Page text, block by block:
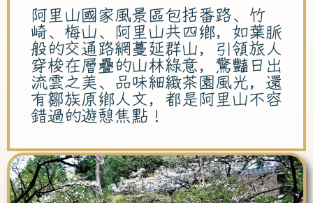
阿里山國家風景區包括番路、竹
崎、梅山、阿里山共四鄉，如葉脈
般的交通路網蔓延群山，引領旅人
穿梭在層疊的山林綠意，驚豔日出
流雲之美、品味細緻茶園風光，還
有鄒族原鄉人文，都是阿里山不容
錯過的遊憩焦點！